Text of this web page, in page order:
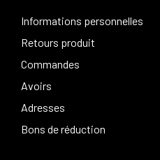
Informations personnelles
Retours produit
Commandes
Avoirs
Adresses
Bons de réduction